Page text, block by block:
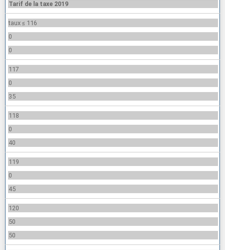
Tarif de la taxe 2019
taux ≤ 116
0
0
117
0
35
118
0
40
119
0
45
120
50
50